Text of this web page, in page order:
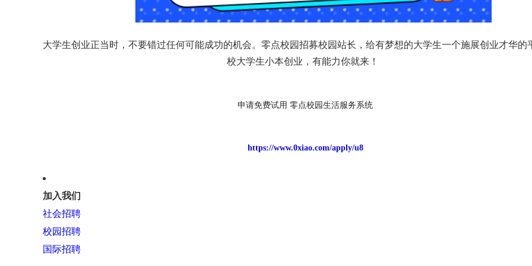
大学生创业正当时，不要错过任何可能成功的机会。零点校园招募校园站长，给有梦想的大学生一个施展创业才华的
校大学生小本创业，有能力你就来！
申请免费试用 零点校园生活服务系统
https://www.0xiao.com/apply/u8
加入我们
社会招聘
校园招聘
国际招聘